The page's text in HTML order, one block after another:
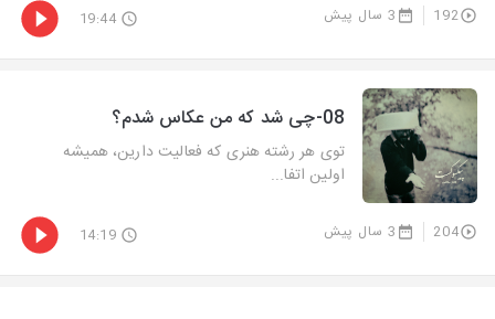
192 3 سال پیش 19:44
08-چی شد که من عکاس شدم؟
توی هر رشته هنری که فعالیت دارین، همیشه
اولین اتفا...
204 3 سال پیش 14:19